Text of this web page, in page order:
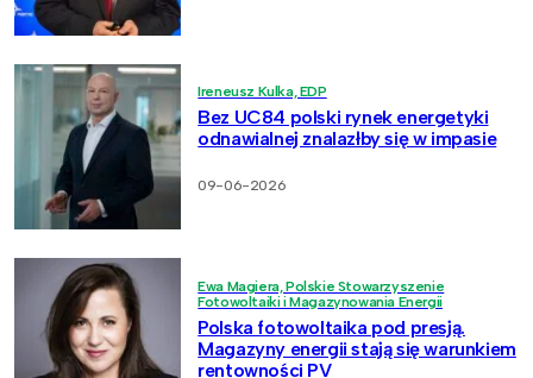
Ireneusz Kulka, EDP
Bez UC84 polski rynek energetyki
odnawialnej znalazłby się w impasie
09-06-2026
Ewa Magiera, Polskie Stowarzyszenie
Fotowoltaiki i Magazynowania Energii
Polska fotowoltaika pod presją.
Magazyny energii stają się warunkiem
rentowności PV